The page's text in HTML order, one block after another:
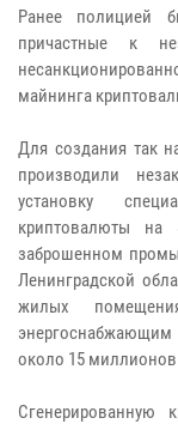
Ранее полицией
причастные к
майнинга
Для создания так
производили
установку
криптовалюты
заброшенном
Ленинградской
жилых
около 15 миллионов
Сгенерированную